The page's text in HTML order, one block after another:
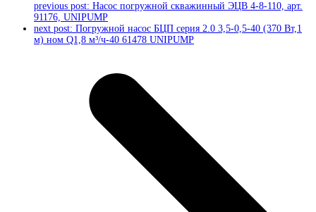
previous post: Насос погружной скважинный ЭЦВ 4-8-110, арт.
91176, UNIPUMP
next post: Погружной насос БЦП серия 2.0 3,5-0,5-40 (370 Вт,1
м) ном Q1,8 м³/ч-40 61478 UNIPUMP